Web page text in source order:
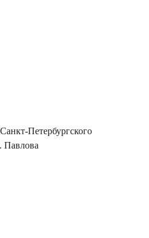
Петербургского
Павлова